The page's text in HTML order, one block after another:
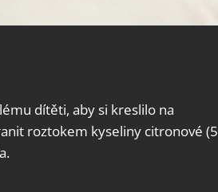
dítěti, aby si kreslilo na
roztokem kyseliny citronové (5